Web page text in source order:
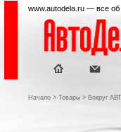
www.autodela.ru — все об
Начало > Товары > Вокруг